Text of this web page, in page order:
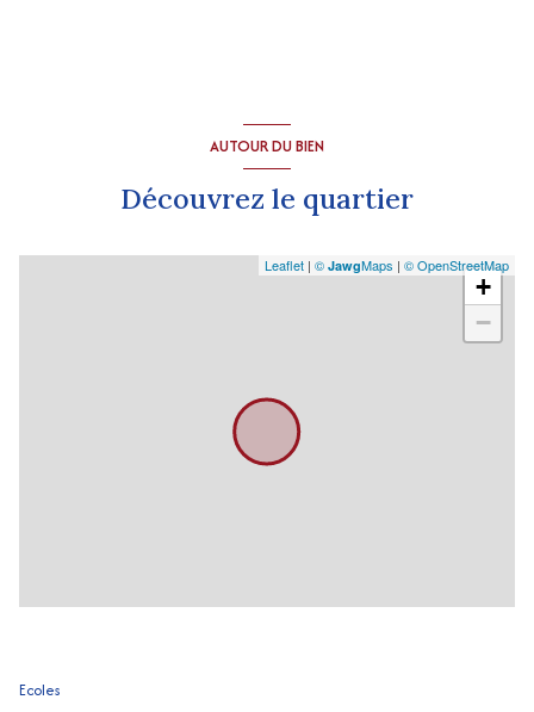
AUTOUR DU BIEN
Découvrez le quartier
+
−
Leaflet | © JawgMaps | © OpenStreetMap
Ecoles